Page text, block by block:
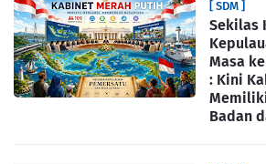
[ SDM ]
Sekilas
Masa
: Kini
Badan